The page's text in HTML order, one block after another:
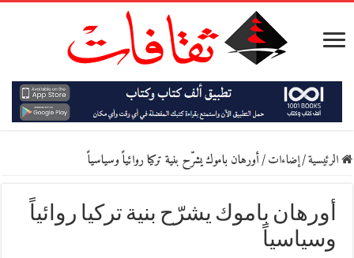
الرئيسية/إضاءات/أورهان باموك يشرّح بنية تركيا روائياً وسياسياً
أورهان باموك يشرّح بنية تركيا روائياً
وسياسياً